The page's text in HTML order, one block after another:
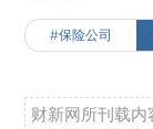
#保险公司
财新网所刊载